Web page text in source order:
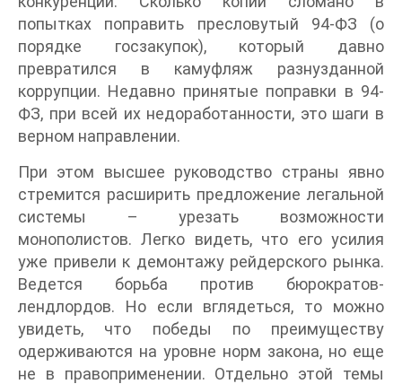
попытках поправить пресловутый 94-ФЗ (о
порядке госзакупок), который давно
превратился в камуфляж разнузданной
коррупции. Недавно принятые поправки в 94-
ФЗ, при всей их недоработанности, это шаги в
верном направлении.
При этом высшее руководство страны явно
стремится расширить предложение легальной
системы – урезать возможности
монополистов. Легко видеть, что его усилия
уже привели к демонтажу рейдерского рынка.
Ведется борьба против бюрократов-
лендлордов. Но если вглядеться, то можно
увидеть, что победы по преимуществу
одерживаются на уровне норм закона, но еще
не в правоприменении. Отдельно этой темы